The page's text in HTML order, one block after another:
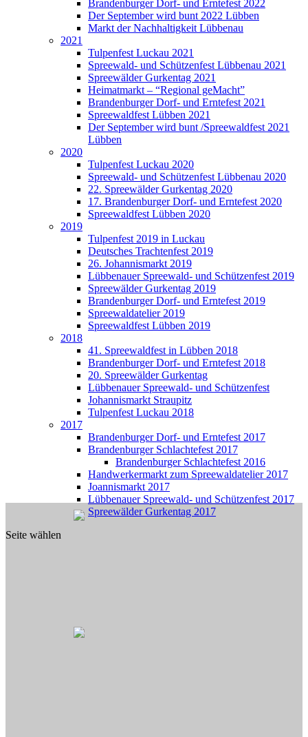
Brandenburger Dorf- und Erntefest 2022
Der September wird bunt 2022 Lübben
Markt der Nachhaltigkeit Lübbenau
2021
Tulpenfest Luckau 2021
Spreewald- und Schützenfest Lübbenau 2021
Spreewälder Gurkentag 2021
Heimatmarkt – “Regional geMacht”
Brandenburger Dorf- und Erntefest 2021
Spreewaldfest Lübben 2021
Der September wird bunt /Spreewaldfest 2021
Lübben
2020
Tulpenfest Luckau 2020
Spreewald- und Schützenfest Lübbenau 2020
22. Spreewälder Gurkentag 2020
17. Brandenburger Dorf- und Erntefest 2020
Spreewaldfest Lübben 2020
2019
Tulpenfest 2019 in Luckau
Deutsches Trachtenfest 2019
26. Johannismarkt 2019
Lübbenauer Spreewald- und Schützenfest 2019
Spreewälder Gurkentag 2019
Brandenburger Dorf- und Erntefest 2019
Spreewaldatelier 2019
Spreewaldfest Lübben 2019
2018
41. Spreewaldfest in Lübben 2018
Brandenburger Dorf- und Erntefest 2018
20. Spreewälder Gurkentag
Lübbenauer Spreewald- und Schützenfest
Johannismarkt Straupitz
Tulpenfest Luckau 2018
2017
Brandenburger Dorf- und Erntefest 2017
Brandenburger Schlachtefest 2017
Brandenburger Schlachtefest 2016
Handwerkermarkt zum Spreewaldatelier 2017
Joannismarkt 2017
Lübbenauer Spreewald- und Schützenfest 2017
Spreewälder Gurkentag 2017
Seite wählen